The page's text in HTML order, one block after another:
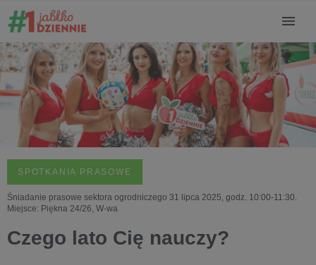
SPOTKANIA PRASOWE
Śniadanie prasowe sektora ogrodniczego 31 lipca 2025, godz. 10:00-11:30.
Miejsce: Piękna 24/26, W-wa
Czego lato Cię nauczy?